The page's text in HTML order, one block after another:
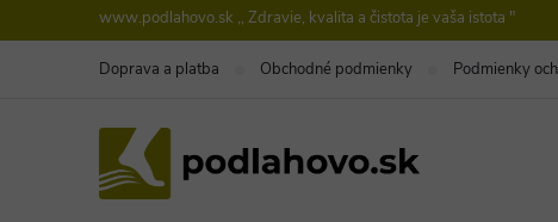
na
www.podlahovo.sk ,, Zdravie, kvalita a čistota je vaša istota "
Doprava a platba Obchodné podmienky Podmienky